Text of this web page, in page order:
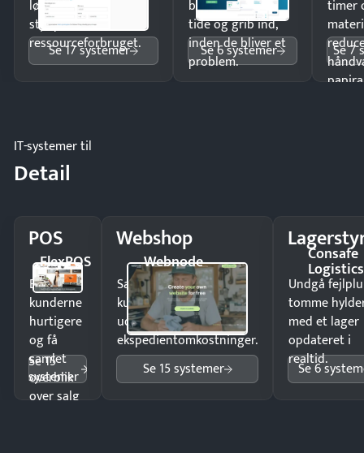
lønberegning og få
styr på
ressourceforbruget.
Se 17 systemer
budgetafvigelser i
tide og grib ind,
inden de bliver et
problem.
Se 6 systemer
timer
Se 7
IT-systemer til
Detail
POS
FlexPOS
Ekspedér
kunderne
hurtigere
og få
samlet
overblik
over salg
Se 15
systemer
Webshop
Webnode
Sælg produkter 24/7 til
kunder i hele landet
uden
ekspedientomkostninger.
Se 15 systemer
Consafe
Logistics
Undgå
tomme
med et lager
opdateret i
realtid.
Se 6